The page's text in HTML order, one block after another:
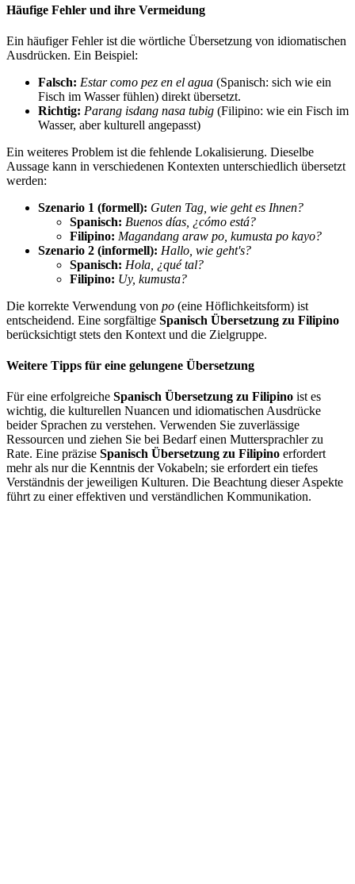
Häufige Fehler und ihre Vermeidung
Ein häufiger Fehler ist die wörtliche Übersetzung von idiomatischen
Ausdrücken. Ein Beispiel:
Falsch: Estar como pez en el agua (Spanisch: sich wie ein
Fisch im Wasser fühlen) direkt übersetzt.
Richtig: Parang isdang nasa tubig (Filipino: wie ein Fisch im
Wasser, aber kulturell angepasst)
Ein weiteres Problem ist die fehlende Lokalisierung. Dieselbe
Aussage kann in verschiedenen Kontexten unterschiedlich übersetzt
werden:
Szenario 1 (formell): Guten Tag, wie geht es Ihnen?
Spanisch: Buenos días, ¿cómo está?
Filipino: Magandang araw po, kumusta po kayo?
Szenario 2 (informell): Hallo, wie geht's?
Spanisch: Hola, ¿qué tal?
Filipino: Uy, kumusta?
Die korrekte Verwendung von po (eine Höflichkeitsform) ist
entscheidend. Eine sorgfältige Spanisch Übersetzung zu Filipino
berücksichtigt stets den Kontext und die Zielgruppe.
Weitere Tipps für eine gelungene Übersetzung
Für eine erfolgreiche Spanisch Übersetzung zu Filipino ist es
wichtig, die kulturellen Nuancen und idiomatischen Ausdrücke
beider Sprachen zu verstehen. Verwenden Sie zuverlässige
Ressourcen und ziehen Sie bei Bedarf einen Muttersprachler zu
Rate. Eine präzise Spanisch Übersetzung zu Filipino erfordert
mehr als nur die Kenntnis der Vokabeln; sie erfordert ein tiefes
Verständnis der jeweiligen Kulturen. Die Beachtung dieser Aspekte
führt zu einer effektiven und verständlichen Kommunikation.